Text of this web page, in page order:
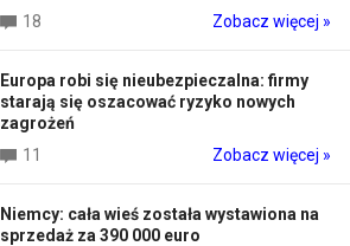
18
Zobacz więcej »
Europa robi się nieubezpieczalna: firmy
starają się oszacować ryzyko nowych
zagrożeń
11
Zobacz więcej »
Niemcy: cała wieś została wystawiona na
sprzedaż za 390 000 euro